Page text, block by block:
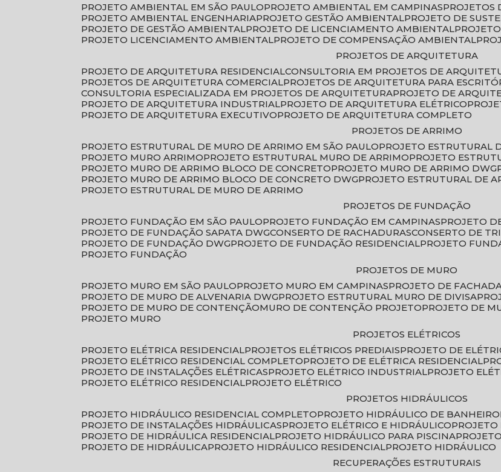
PROJETO AMBIENTAL EM SÃO PAULO
PROJETO AMBIENTAL EM CAMPINAS
PROJETO AMBIENTAL ENGENHARIA
PROJETO GESTÃO AMBIENTAL
PROJETO DE
PROJETO DE GESTÃO AMBIENTAL
PROJETO DE LICENCIAMENTO AMBIENTAL
PROJETO LICENCIAMENTO AMBIENTAL
PROJETO DE COMPENSAÇÃO AMBIENTAL
PROJETOS DE ARQUITETURA
PROJETO DE ARQUITETURA RESIDENCIAL CONSULTORIA EM PROJETOS DE
PROJETOS DE ARQUITETURA COMERCIAL
PROJETOS DE ARQUITETURA PARA
CONSULTORIA ESPECIALIZADA EM PROJETOS DE ARQUITETURA
PROJETO DE
PROJETO DE ARQUITETURA INDUSTRIAL
PROJETO DE ARQUITETURA ELÉTRICO
PROJETO DE ARQUITETURA EXECUTIVO
PROJETO DE ARQUITETURA COMPLETO
PROJETOS DE ARRIMO
PROJETO ESTRUTURAL DE MURO DE ARRIMO EM SÃO PAULO
PROJETO
PROJETO MURO ARRIMO
PROJETO ESTRUTURAL MURO DE ARRIMO
PROJETO
PROJETO MURO DE ARRIMO BLOCO DE CONCRETO
PROJETO MURO DE ARRIMO DWG
PROJETO MURO DE ARRIMO BLOCO DE CONCRETO DWG
PROJETO ESTRUTURAL DE
PROJETO ESTRUTURAL DE MURO DE ARRIMO
PROJETOS DE FUNDAÇÃO
PROJETO FUNDAÇÃO EM SÃO PAULO
PROJETO FUNDAÇÃO EM CAMPINAS
PROJETO
PROJETO DE FUNDAÇÃO SAPATA DWG CONSERTO DE RACHADURAS CONSERTO DE
PROJETO DE FUNDAÇÃO DWG
PROJETO DE FUNDAÇÃO RESIDENCIAL PROJETO
PROJETO FUNDAÇÃO
PROJETOS DE MURO
PROJETO MURO EM SÃO PAULO
PROJETO MURO EM CAMPINAS PROJETO DE
PROJETO DE MURO DE ALVENARIA DWG
PROJETO ESTRUTURAL MURO DE DIVISA
PROJETO DE MURO DE CONTENÇÃO
MURO DE CONTENÇÃO PROJETO PROJETO DE
PROJETO MURO
PROJETOS ELÉTRICOS
PROJETO ELÉTRICA RESIDENCIAL
PROJETOS ELÉTRICOS PREDIAIS PROJETO DE
PROJETO ELÉTRICO RESIDENCIAL COMPLETO
PROJETO DE ELÉTRICA RESIDENCIAL
PROJETO DE INSTALAÇÕES ELÉTRICAS
PROJETO ELÉTRICO INDUSTRIAL
PROJETO
PROJETO ELÉTRICO RESIDENCIAL
PROJETO ELÉTRICO
PROJETOS HIDRÁULICOS
PROJETO HIDRÁULICO RESIDENCIAL COMPLETO
PROJETO HIDRÁULICO DE BANHEIRO
PROJETO DE INSTALAÇÕES HIDRÁULICAS
PROJETO ELÉTRICO E HIDRÁULICO
PROJETO DE HIDRÁULICA RESIDENCIAL
PROJETO HIDRÁULICO PARA PISCINA
PROJETO DE HIDRÁULICA
PROJETO HIDRÁULICO RESIDENCIAL
PROJETO HIDRÁULICO
RECUPERAÇÕES ESTRUTURAIS